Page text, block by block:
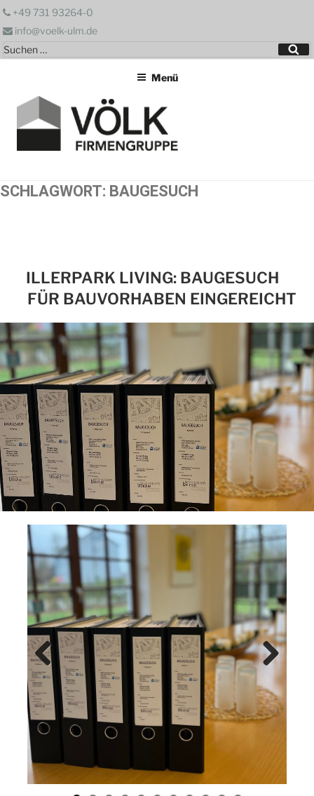
Zum
springen
+49 731 93264-0
info@voelk-ulm.de
Suchen
nach:
Menü
SCHLAGWORT: BAUGESUCH
ILLERPARK LIVING: BAUGESUCH
FÜR BAUVORHABEN EINGEREICHT
Previ
ous
Next